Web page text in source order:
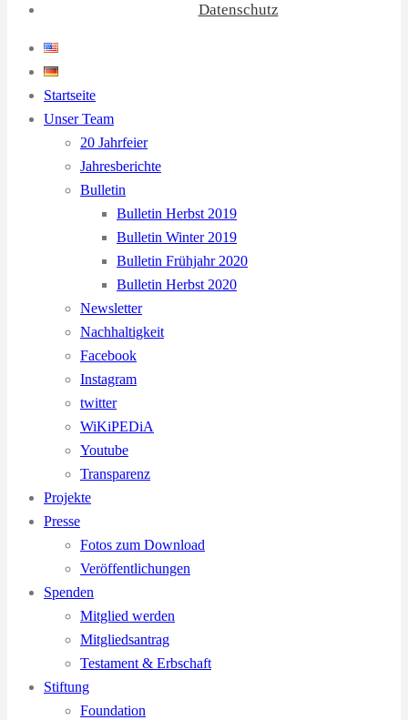
Datenschutz
Startseite
Unser Team
20 Jahrfeier
Jahresberichte
Bulletin
Bulletin Herbst 2019
Bulletin Winter 2019
Bulletin Frühjahr 2020
Bulletin Herbst 2020
Newsletter
Nachhaltigkeit
Facebook
Instagram
twitter
WiKiPEDiA
Youtube
Transparenz
Projekte
Presse
Fotos zum Download
Veröffentlichungen
Spenden
Mitglied werden
Mitgliedsantrag
Testament & Erbschaft
Stiftung
Foundation